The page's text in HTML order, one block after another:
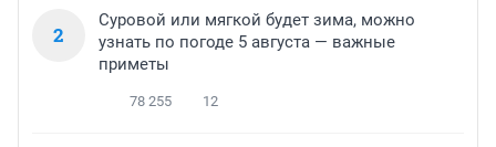
2
Суровой или мягкой будет зима, можно
узнать по погоде 5 августа — важные
приметы
78 255 12